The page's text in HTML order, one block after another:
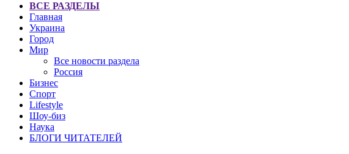
ВСЕ РАЗДЕЛЫ
Главная
Украина
Город
Мир
Все новости раздела
Россия
Бизнес
Спорт
Lifestyle
Шоу-биз
Наука
БЛОГИ ЧИТАТЕЛЕЙ